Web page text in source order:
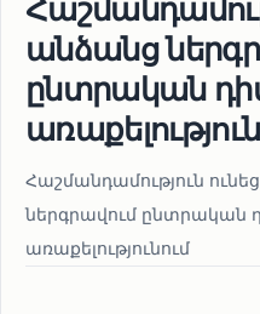
անձանց
ընտրական
Հաշմանդամություն
ներգրավում ընտրական
առաքելությունում